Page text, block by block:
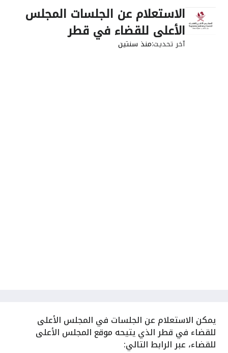
الاستعلام عن الجلسات المجلس
الأعلى للقضاء في قطر
آخر تحديثمنذ سنتين
يمكن الاستعلام عن الجلسات في المجلس الأعلى
للقضاء في قطر الذي يتيحه موقع المجلس الأعلى
للقضاء، عبر الرابط التالي: